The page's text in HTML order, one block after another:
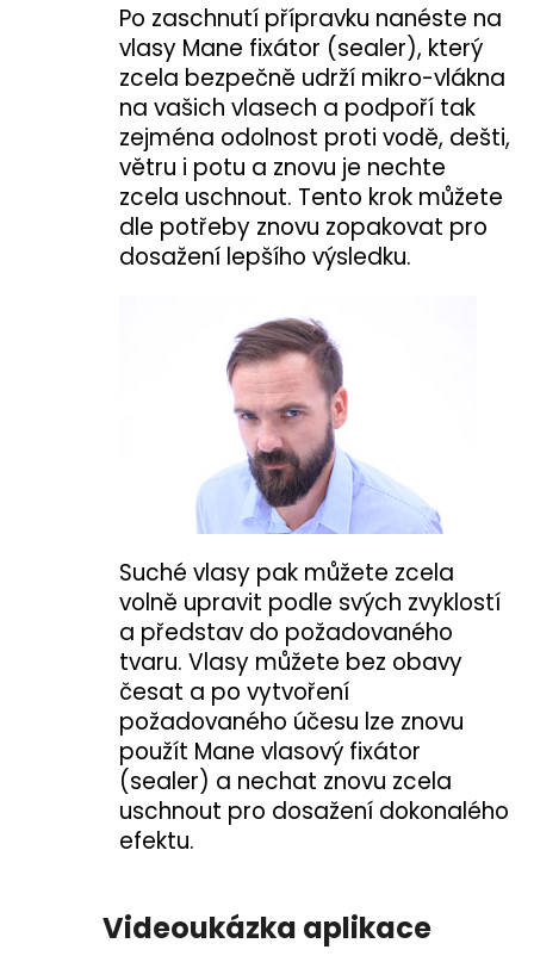
Po zaschnutí přípravku nanéste na
vlasy Mane fixátor (sealer), který
zcela bezpečně udrží mikro-vlákna
na vašich vlasech a podpoří tak
zejména odolnost proti vodě, dešti,
větru i potu a znovu je nechte
zcela uschnout. Tento krok můžete
dle potřeby znovu zopakovat pro
dosažení lepšího výsledku.
Suché vlasy pak můžete zcela
volně upravit podle svých zvyklostí
a představ do požadovaného
tvaru. Vlasy můžete bez obavy
česat a po vytvoření
požadovaného účesu lze znovu
použít Mane vlasový fixátor
(sealer) a nechat znovu zcela
uschnout pro dosažení dokonalého
efektu.
Videoukázka aplikace